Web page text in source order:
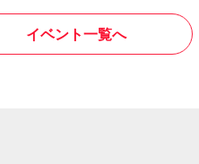
イベント一覧へ